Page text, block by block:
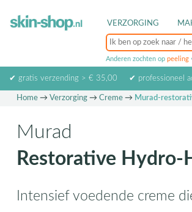
VERZORGING
Anderen zochten op peeling
✔ gratis verzending > € 35,00 ✔ professioneel
Home→ Verzorging→ Creme→ Murad-
Murad
Restorative Hydro-
Intensief voedende creme